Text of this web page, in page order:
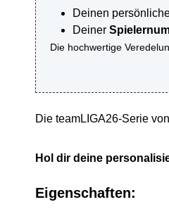
Deinen
Deiner
Die hochwertige
Die teamLIGA26-Serie
Hol dir deine
Eigenschaften: